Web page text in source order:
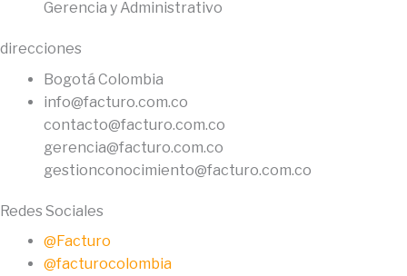
Gerencia y Administrativo
direcciones
Bogotá Colombia
info@facturo.com.co
contacto@facturo.com.co
gerencia@facturo.com.co
gestionconocimiento@facturo.com.co
Redes Sociales
@Facturo
@facturocolombia